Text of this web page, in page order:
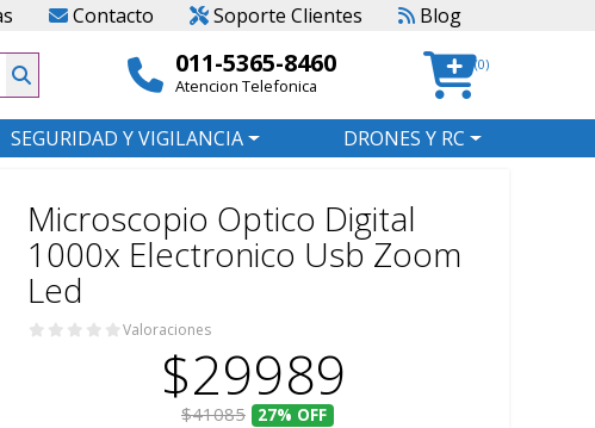
Contacto Soporte Clientes Blog
011-5365-8460
Atencion Telefonica
(0)
SEGURIDAD Y VIGILANCIA DRONES Y RC
Microscopio Optico Digital
1000x Electronico Usb Zoom
Led
Valoraciones
$29989
$41085 27% OFF